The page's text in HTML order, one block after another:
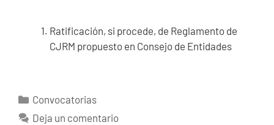
Ratificación, si procede, de Reglamento de
CJRM propuesto en Consejo de Entidades
Categorías
Convocatorias
Deja un comentario